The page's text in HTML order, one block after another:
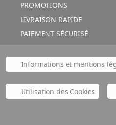
PROMOTIONS
LIVRAISON RAPIDE
PAIEMENT SÉCURISÉ
Informations et mentions
Utilisation des Cookies